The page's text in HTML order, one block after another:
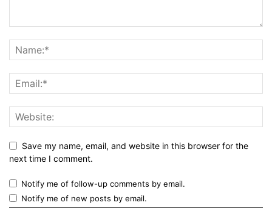
Save my name, email, and website in this browser for the
next time I comment.
Notify me of follow-up comments by email.
Notify me of new posts by email.